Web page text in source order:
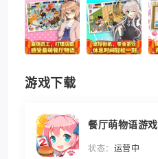
游戏下载
餐厅萌物语游戏
状态： 运营中